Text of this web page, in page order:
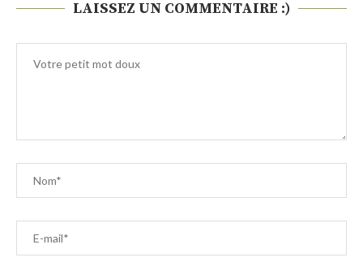
LAISSEZ UN COMMENTAIRE :)